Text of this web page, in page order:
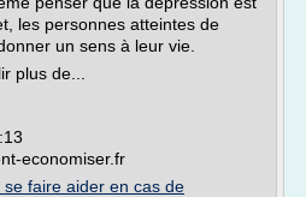
les personnes atteintes de
un sens à leur vie.
plus de...
economiser.fr
se faire aider en cas de